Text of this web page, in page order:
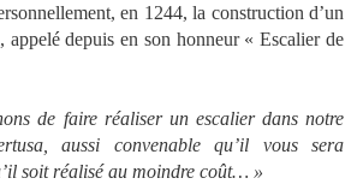
en 1244, la construction d’un
appelé depuis en son honneur « Escalier de
de faire réaliser un escalier dans notre
aussi convenable qu’il vous sera
soit réalisé au moindre coût… »